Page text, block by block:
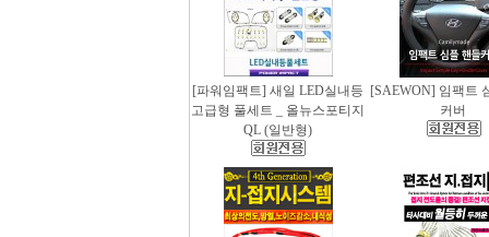
[파워임팩트] 새일 LED실내등
고급형 풀세트 _ 올뉴스포티지
QL (일반형)
[SAEWON] 임팩트
커버